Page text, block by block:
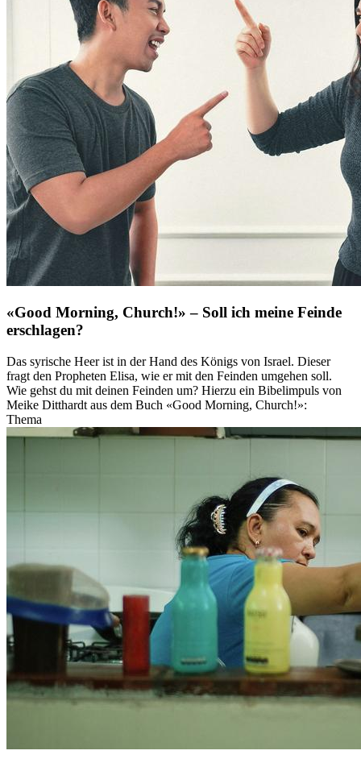
«Good Morning, Church!» – Soll ich meine Feinde
erschlagen?
Das syrische Heer ist in der Hand des Königs von Israel. Dieser
fragt den Propheten Elisa, wie er mit den Feinden umgehen soll.
Wie gehst du mit deinen Feinden um? Hierzu ein Bibelimpuls von
Meike Ditthardt aus dem Buch «Good Morning, Church!»:
Thema